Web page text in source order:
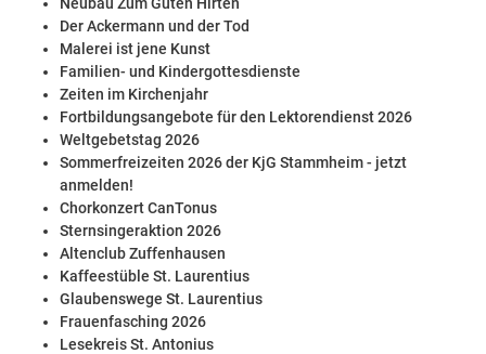
Der Ackermann und der Tod
Malerei ist jene Kunst
Familien- und Kindergottesdienste
Zeiten im Kirchenjahr
Fortbildungsangebote für den Lektorendienst 2026
Weltgebetstag 2026
Sommerfreizeiten 2026 der KjG Stammheim - jetzt
anmelden!
Chorkonzert CanTonus
Sternsingeraktion 2026
Altenclub Zuffenhausen
Kaffeestüble St. Laurentius
Glaubenswege St. Laurentius
Frauenfasching 2026
Lesekreis St. Antonius